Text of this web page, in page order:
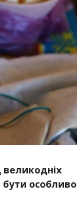
особливо